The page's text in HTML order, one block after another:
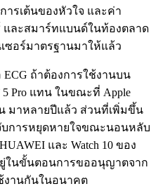
รเต้นของหัวใจ และค่า
และสมาร์ทแบนด์ในท้องตลาด
ซอร์มาตรฐานมาให้แล้ว
ถ้าต้องการใช้งานบน
5 Pro แทน ในขณะที่ Apple
น มาหลายปีแล้ว ส่วนที่เพิ่มขึ้น
บการหยุดหายใจขณะนอนหลับ
และ Watch 10 ของ
ยู่ในขั้นตอนการขออนุญาตจาก
งานกันในอนาคต